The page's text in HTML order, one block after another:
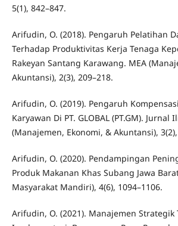
5(1), 842–847.
Arifudin, O. (2018). Pengaruh Pelatihan
Terhadap Produktivitas Kerja Tenaga
Rakeyan Santang Karawang. MEA
Akuntansi), 2(3), 209–218.
Arifudin, O. (2019). Pengaruh
Karyawan Di PT. GLOBAL (PT.GM). Jurnal
(Manajemen, Ekonomi, & Akuntansi),
Arifudin, O. (2020). Pendampingan
Produk Makanan Khas Subang Jawa
Masyarakat Mandiri), 4(6), 1094–1106.
Arifudin, O. (2021). Manajemen Strategik